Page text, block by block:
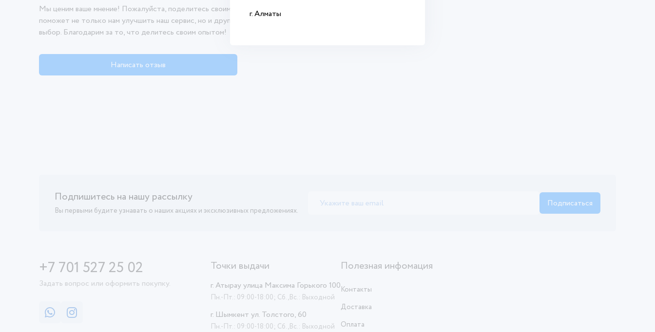
г. Алматы
Мы ценим ваше мнение! Пожалуйста, поделитесь своими впечатлениями о продукте. Ваш отзыв
поможет не только нам улучшить наш сервис, но и другим покупателям сделать осознанный
выбор. Благодарим за то, что делитесь своим опытом!
Написать отзыв
Подпишитесь на нашу рассылку
Вы первыми будите узнавать о наших акциях и эксклюзивных предложениях.
Подписаться
+7 701 527 25 02
Задать вопрос или оформить покупку.
Точки выдачи
г. Атырау улица Максима Горького 100
Пн.-Пт.: 09:00-18:00; Сб.,Вс.: Выходной
г. Шымкент ул. Толстого, 60
Пн.-Пт.: 09:00-18:00; Сб.,Вс.: Выходной
Полезная инфомация
Контакты
Доставка
Оплата